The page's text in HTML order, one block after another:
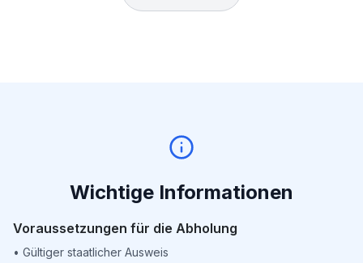
Wichtige Informationen
Voraussetzungen für die Abholung
• Gültiger staatlicher Ausweis